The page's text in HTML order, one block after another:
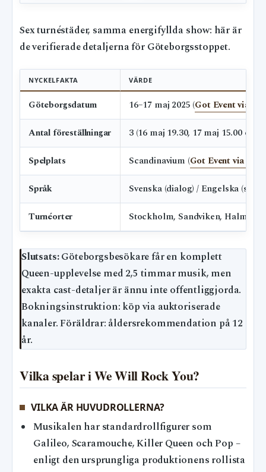
Sex turnéstäder, samma energifyllda show: här är
de verifierade detaljerna för Göteborgsstoppet.
NYCKELFAKTA VÄRDE
Göteborgsdatum 16–17 maj 2025 (Got Event via TT
Antal föreställningar 3 (16 maj 19.30, 17 maj 15.00
Spelplats Scandinavium (Got Event via TT
Språk Svenska (dialog) / Engelska
Turnéorter Stockholm, Sandviken,
Slutsats:Göteborgsbesökare får en komplett
Queen-upplevelse med 2,5 timmar musik, men
exakta cast-detaljer är ännu inte offentliggjorda.
Bokningsinstruktion: köp via auktoriserade
kanaler. Föräldrar: åldersrekommendation på 12
år.
Vilka spelar i We Will Rock You?
VILKA ÄR HUVUDROLLERNA?
Musikalen har standardrollfigurer som
Galileo, Scaramouche, Killer Queen och Pop –
enligt den ursprungliga produktionens rollista